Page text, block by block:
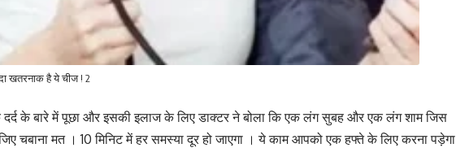
खतरनाक है ये चीज ! 2
के बारे में पूछा और इसकी इलाज के लिए डाक्टर ने बोला कि एक लंग सुबह और एक लंग शाम जिस
चबाना मत । 10 मिनिट में हर समस्या दूर हो जाएगा । ये काम आपको एक हफ्ते के लिए करना पड़ेगा